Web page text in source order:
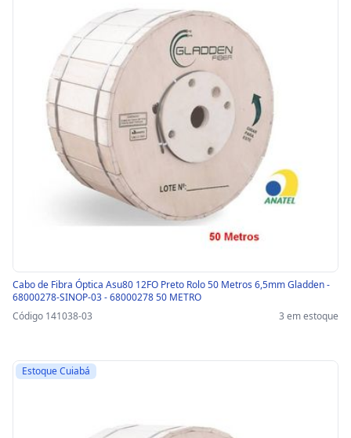
Cabo de Fibra Óptica Asu80 12FO Preto Rolo 50 Metros 6,5mm Gladden -
68000278-SINOP-03 - 68000278 50 METRO
Código 141038-03
3 em estoque
Estoque Cuiabá